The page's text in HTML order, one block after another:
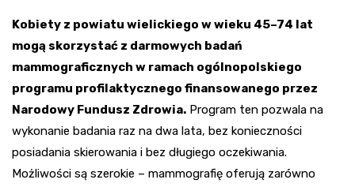
Kobiety z powiatu wielickiego w wieku 45–74 lat
mogą skorzystać z darmowych badań
mammograficznych w ramach ogólnopolskiego
programu profilaktycznego finansowanego przez
Narodowy Fundusz Zdrowia. Program ten pozwala na
wykonanie badania raz na dwa lata, bez konieczności
posiadania skierowania i bez długiego oczekiwania.
Możliwości są szerokie – mammografię oferują zarówno